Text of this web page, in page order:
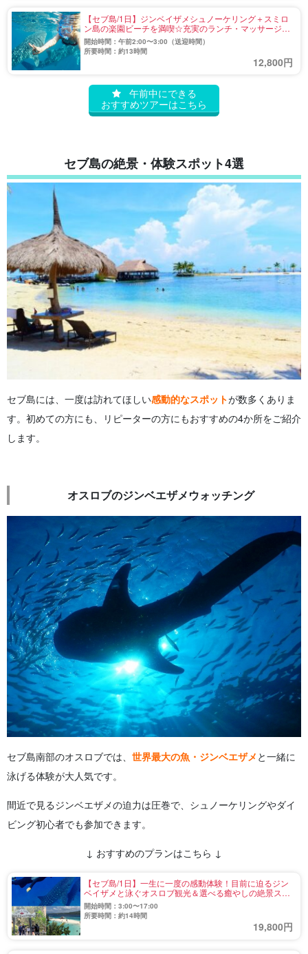
【セブ島/1日】ジンベイザメシュノーケリング＋スミロ
ン島の楽園ビーチを満喫☆充実のランチ・マッサージオ
プションあり《日本語ガイド同行》（No.47）
開始時間：午前2:00〜3:00（送迎時間）
所要時間：約13時間
12,800円
午前中にできる
おすすめツアーはこちら
セブ島の絶景・体験スポット4選
セブ島には、一度は訪れてほしい感動的なスポットが数多くありま
す。初めての方にも、リピーターの方にもおすすめの4か所をご紹介
します。
オスロブのジンベエザメウォッチング
セブ島南部のオスロブでは、 世界最大の魚・ジンベエザメ と一緒に
泳げる体験が大人気です。
間近で見るジンベエザメの迫力は圧巻で、シュノーケリングやダイ
ビング初心者でも参加できます。
↓ おすすめのプランはこちら ↓
【セブ島/1日】一生に一度の感動体験！目前に迫るジン
ベイザメと泳ぐオスロブ観光＆選べる癒やしの絶景スポ
ット☆《日本語ガイド＆無料送迎付》（No.5）
開始時間：3:00〜17:00
所要時間：約14時間
19,800円